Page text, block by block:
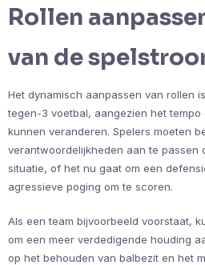
Rollen
van de
Het dynamisch aanpassen van rollen
tegen-3 voetbal, aangezien het
kunnen veranderen. Spelers moeten
verantwoordelijkheden aan te passen
situatie, of het nu gaat om een
agressieve poging om te scoren.
Als een team bijvoorbeeld voorstaat,
om een meer verdedigende houding
op het behouden van balbezit en het